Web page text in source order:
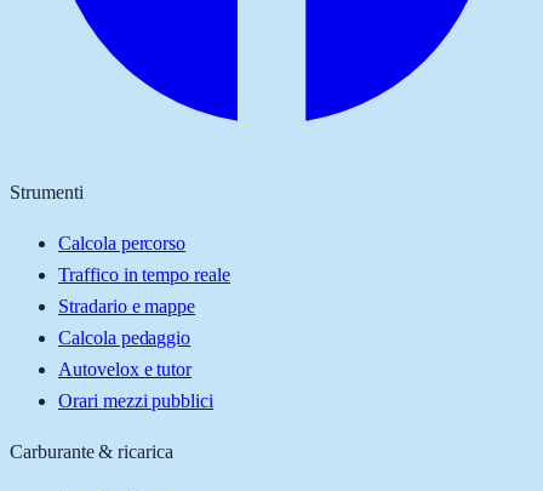
Strumenti
Calcola percorso
Traffico in tempo reale
Stradario e mappe
Calcola pedaggio
Autovelox e tutor
Orari mezzi pubblici
Carburante & ricarica